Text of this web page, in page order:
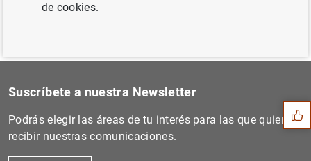
Sugerencias
Suscríbete a nuestra Newsletter
Podrás elegir las áreas de tu interés para las que quieres
recibir nuestras comunicaciones.
de cookies.